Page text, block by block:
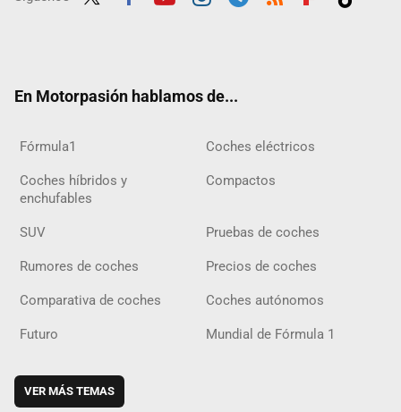
En Motorpasión hablamos de...
Fórmula1 Coches eléctricos
Coches híbridos y
enchufables
Compactos
SUV Pruebas de coches
Rumores de coches Precios de coches
Comparativa de coches Coches autónomos
Futuro Mundial de Fórmula 1
VER MÁS TEMAS